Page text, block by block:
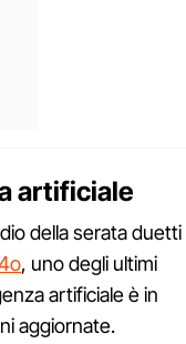
artificiale
della serata duetti
, uno degli ultimi
artificiale è in
aggiornate.